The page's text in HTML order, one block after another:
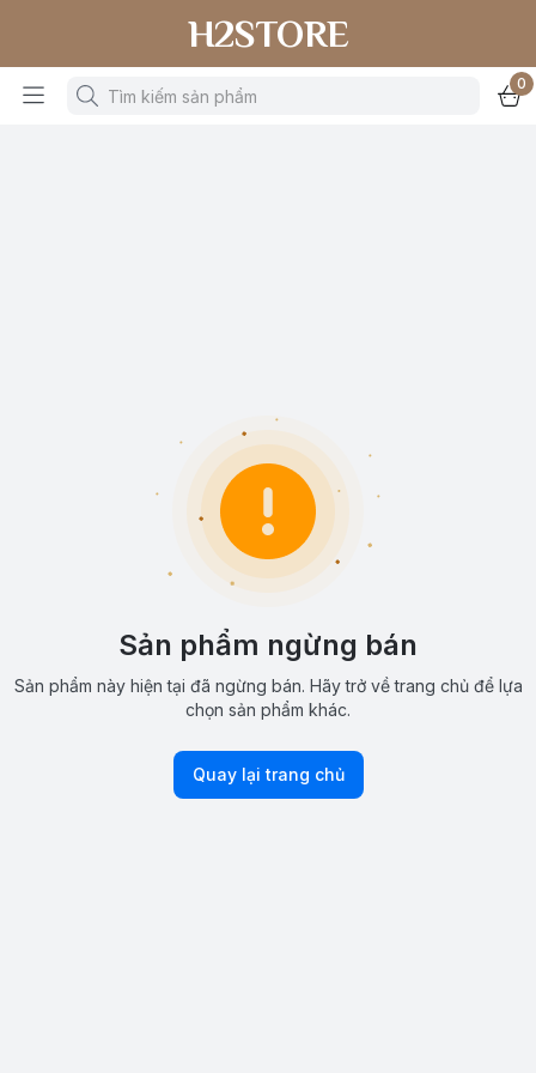
H2STORE
0
Sản phẩm ngừng bán
Sản phẩm này hiện tại đã ngừng bán. Hãy trở về trang chủ để lựa
chọn sản phẩm khác.
Quay lại trang chủ